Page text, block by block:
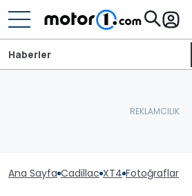
Haberler
Ana Sayfa Cadillac XT4 Fotoğraflar